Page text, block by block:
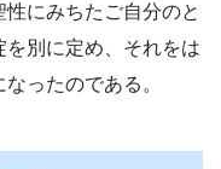
にみちたご自分のと
別に定め、それをは
ったのである。